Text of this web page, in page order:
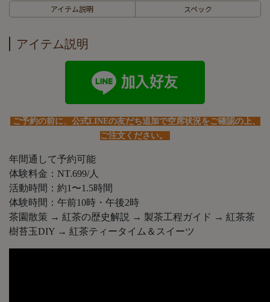
アイテム説明 スペック
アイテム説明
ご予約の前に、公式LINEの友だち追加で空席状況をご確認の上、
ご注文ください。
年間通して予約可能
体験料金：NT.699/人
活動時間：約1〜1.5時間
体験時間：午前10時・午後2時
茶園散策 → 紅茶の歴史解説 → 製茶工程ガイド → 紅茶茶
樹苔玉DIY → 紅茶ティータイム＆スイーツ